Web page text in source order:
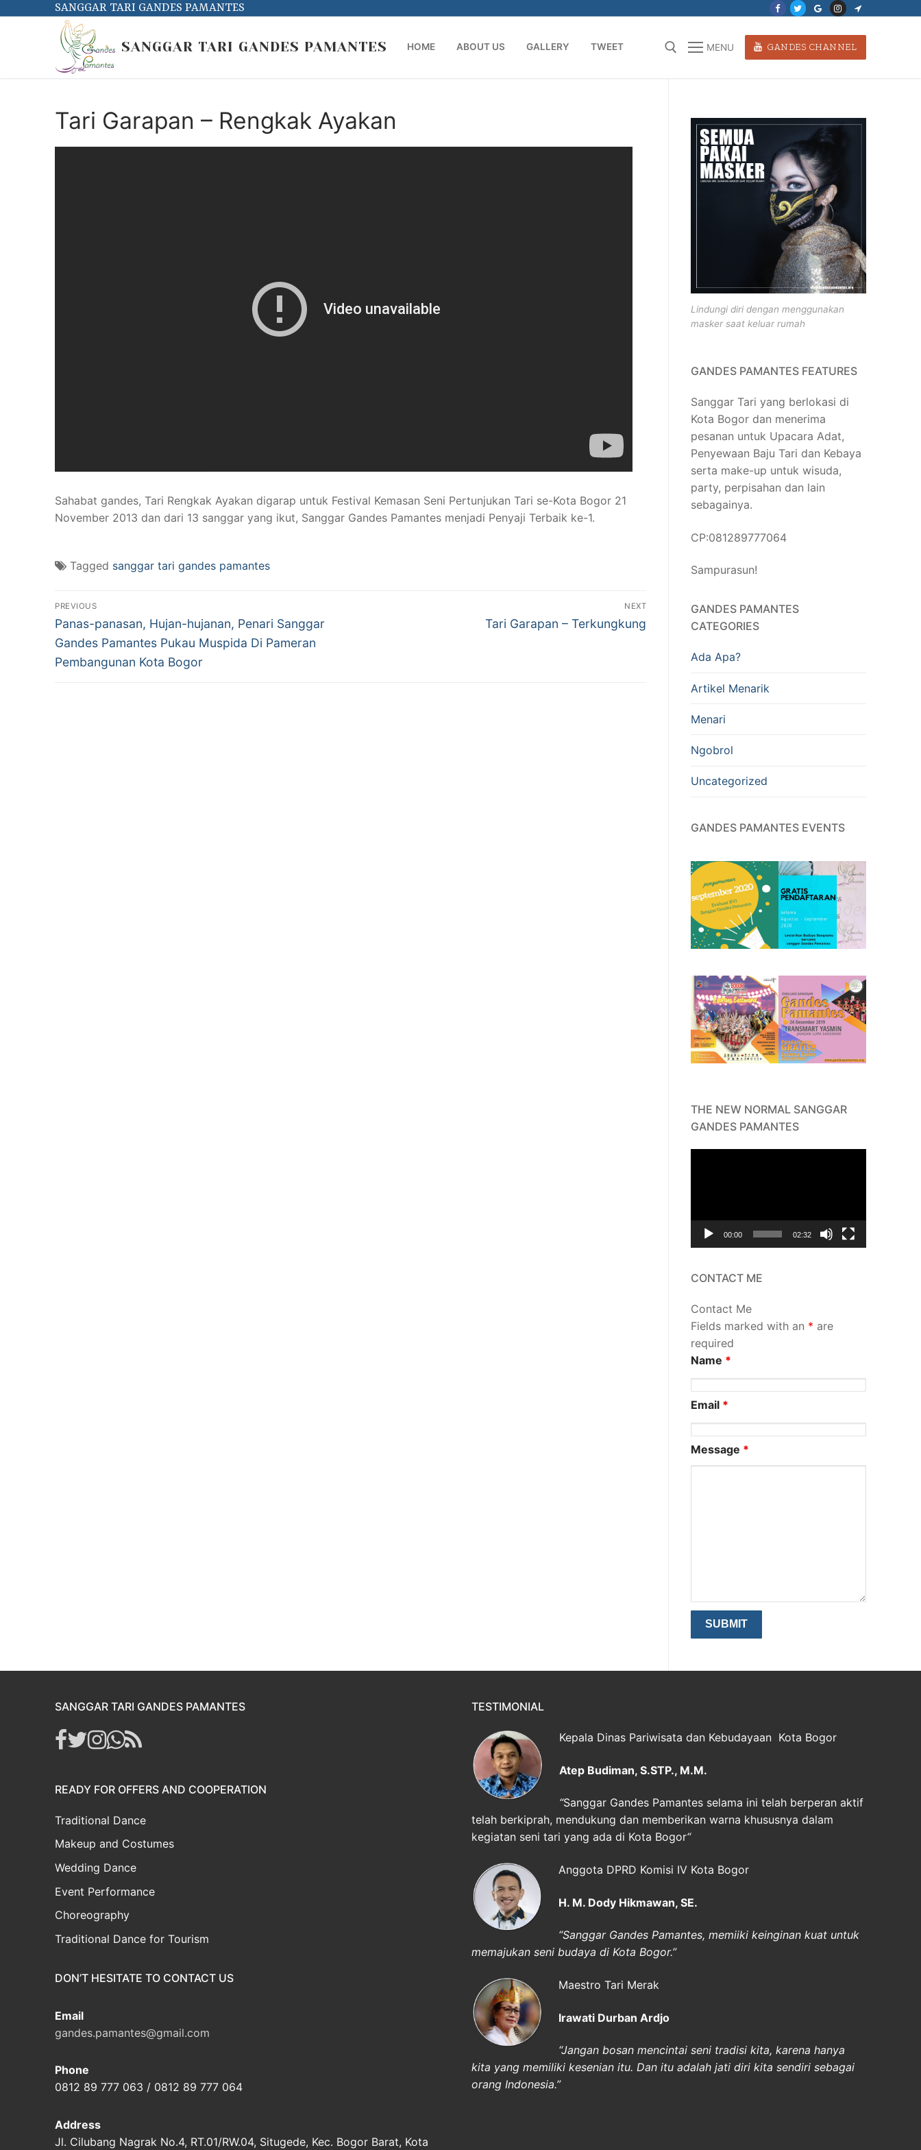
SANGGAR TARI GANDES PAMANTES
SANGGAR TARI GANDES PAMANTES HOME ABOUT US GALLERY TWEET MENU GANDES CHANNEL
Tari Garapan – Rengkak Ayakan
Sahabat gandes, Tari Rengkak Ayakan digarap untuk Festival Kemasan Seni Pertunjukan Tari se-Kota Bogor 21
November 2013 dan dari 13 sanggar yang ikut, Sanggar Gandes Pamantes menjadi Penyaji Terbaik ke-1.
Tagged sanggar tari gandes pamantes
Post
navigation
PREVIOUS
Previous
post:
Panas-panasan, Hujan-hujanan, Penari Sanggar
Gandes Pamantes Pukau Muspida Di Pameran
Pembangunan Kota Bogor
NEXT
Next
Tari Garapan – Terkungkung
Lindungi diri dengan menggunakan
masker saat keluar rumah
GANDES PAMANTES FEATURES
Sanggar Tari yang berlokasi di
Kota Bogor dan menerima
pesanan untuk Upacara Adat,
Penyewaan Baju Tari dan Kebaya
serta make-up untuk wisuda,
party, perpisahan dan lain
sebagainya.
CP:081289777064
Sampurasun!
GANDES PAMANTES
CATEGORIES
Ada Apa?
Artikel Menarik
Menari
Ngobrol
Uncategorized
GANDES PAMANTES EVENTS
THE NEW NORMAL SANGGAR
GANDES PAMANTES
00:00 02:32
CONTACT ME
Contact Me
Fields marked with an * are
required
Name *
Email *
Message *
SANGGAR TARI GANDES PAMANTES
READY FOR OFFERS AND COOPERATION
Traditional Dance
Makeup and Costumes
Wedding Dance
Event Performance
Choreography
Traditional Dance for Tourism
DON’T HESITATE TO CONTACT US
Email
gandes.pamantes@gmail.com
Phone
0812 89 777 063 / 0812 89 777 064
Address
Jl. Cilubang Nagrak No.4, RT.01/RW.04, Situgede, Kec. Bogor Barat, Kota
TESTIMONIAL
Kepala Dinas Pariwisata dan Kebudayaan Kota Bogor
Atep Budiman, S.STP., M.M.
“Sanggar Gandes Pamantes selama ini telah berperan aktif
telah berkiprah, mendukung dan memberikan warna khususnya dalam
kegiatan seni tari yang ada di Kota Bogor“
Anggota DPRD Komisi IV Kota Bogor
H. M. Dody Hikmawan, SE.
“Sanggar Gandes Pamantes, memiiki keinginan kuat untuk
memajukan seni budaya di Kota Bogor.”
Maestro Tari Merak
Irawati Durban Ardjo
“Jangan bosan mencintai seni tradisi kita, karena hanya
kita yang memiliki kesenian itu. Dan itu adalah jati diri kita sendiri sebagai
orang Indonesia.”